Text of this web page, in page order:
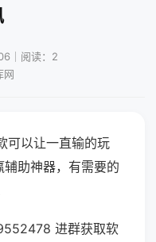
｜阅读：2
网
可以让一直输的玩
辅助神器，有需要的
进群获取软